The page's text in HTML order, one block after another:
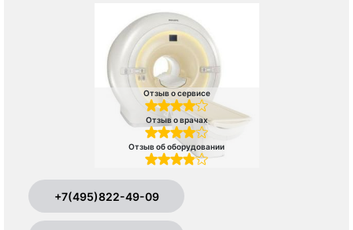
Отзыв о сервисе
Отзыв о врачах
Отзыв об оборудовании
+7(495)822-49-09